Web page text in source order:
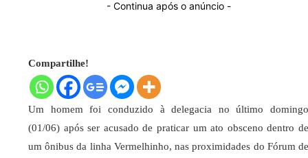
- Continua após o anúncio -
Compartilhe!
Um homem foi conduzido à delegacia no último domingo
(01/06) após ser acusado de praticar um ato obsceno dentro de
um ônibus da linha Vermelhinho, nas proximidades do Fórum de